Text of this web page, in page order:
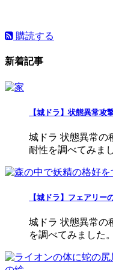
購読する
新着記事
【城ドラ】状態異常攻
城ドラ 状態異常の
耐性を調べてみま
【城ドラ】フェアリー
城ドラ 状態異常の
を調べてみました